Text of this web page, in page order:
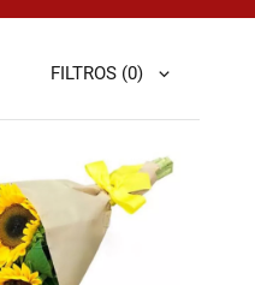
FILTROS (0)